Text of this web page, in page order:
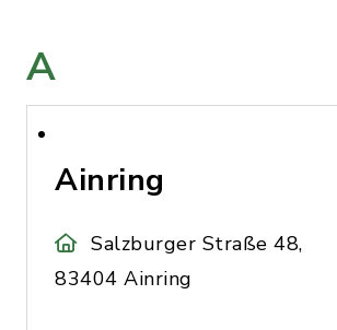
A
Ainring
Salzburger Straße 48,
83404 Ainring